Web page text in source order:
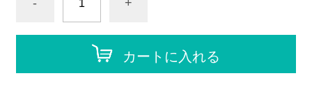
カートに入れる